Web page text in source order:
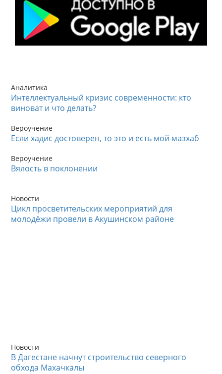
Аналитика
Интеллектуальный кризис современности: кто
виноват и что делать?
Вероучение
Если хадис достоверен, то это и есть мой мазхаб
Вероучение
Вялость в поклонении
Новости
Цикл просветительских мероприятий для
молодёжи провели в Акушинском районе
Новости
В Дагестане начнут строительство северного
обхода Махачкалы